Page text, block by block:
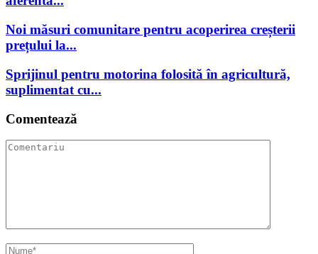
Noi măsuri comunitare pentru acoperirea creșterii
prețului la...
Sprijinul pentru motorina folosită în agricultură,
suplimentat cu...
Comentează